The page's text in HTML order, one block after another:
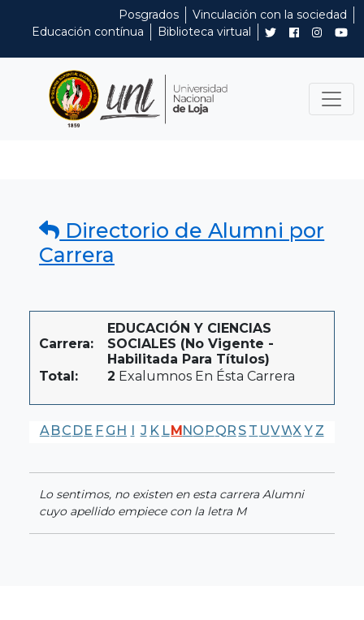
Posgrados
Vinculación con la sociedad
Educación contínua
Biblioteca virtual
Directorio de Alumni por
Carrera
Carrera:
EDUCACIÓN Y CIENCIAS
SOCIALES (No Vigente -
Habilitada Para Títulos)
Total:
2 Exalumnos En Ésta Carrera
A BC DE F G H I J K LMNO PQR S T UVWX Y Z
Lo sentimos, no existen en esta carrera Alumni
cuyo apellido empiece con la letra M